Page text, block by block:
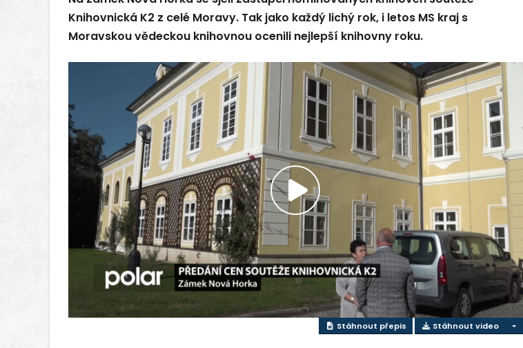
Knihovnická K2 z celé Moravy. Tak jako každý lichý rok, i letos MS kraj s
Moravskou vědeckou knihovnou ocenili nejlepší knihovny roku.
Přehrát
video
Stáhnout přepis Stáhnout video